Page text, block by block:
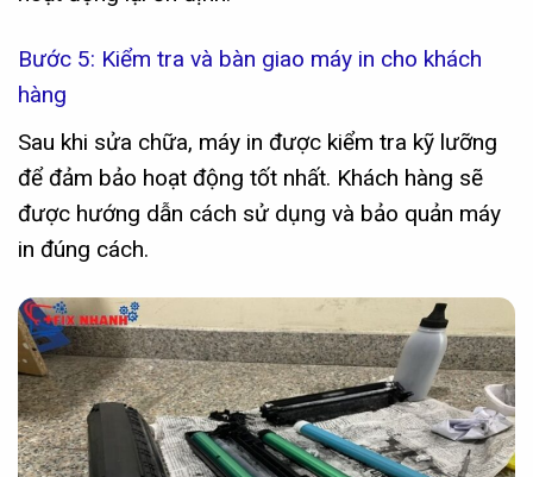
Bước 5: Kiểm tra và bàn giao máy in cho khách
hàng
Sau khi sửa chữa, máy in được kiểm tra kỹ lưỡng
để đảm bảo hoạt động tốt nhất. Khách hàng sẽ
được hướng dẫn cách sử dụng và bảo quản máy
in đúng cách.